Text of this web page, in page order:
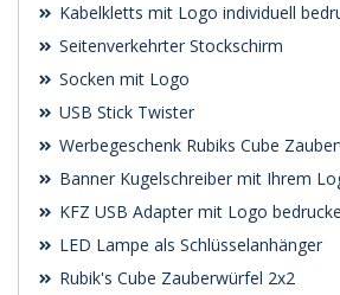
Kabelkletts mit Logo individuell
Seitenverkehrter Stockschirm
Socken mit Logo
USB Stick Twister
Werbegeschenk Rubiks Cube
Banner Kugelschreiber mit Ihrem
KFZ USB Adapter mit Logo
LED Lampe als Schlüsselanhänger
Rubik's Cube Zauberwürfel 2x2